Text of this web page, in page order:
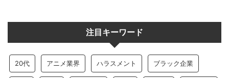
注目キーワード
20代 アニメ業界 ハラスメント ブラック企業